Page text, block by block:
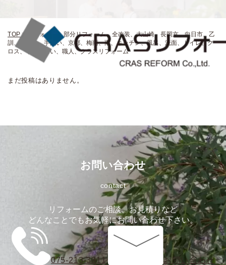
TOP>
リフォーム、部分リフォーム、全改装、大山崎、長岡京、向日市、乙
訓、コロナ、手洗い、京都、梅雨、雨、キッチン、風呂、洗面、トイレ、ク
ロス、下地、暑い、職人、クラスリフォーム
まだ投稿はありません。
お問い合わせ
contact
リフォームのご相談、お見積りなど
どんなことでもお気軽にお問い合わせ下さい。
075-213-3811 お問い合わせ